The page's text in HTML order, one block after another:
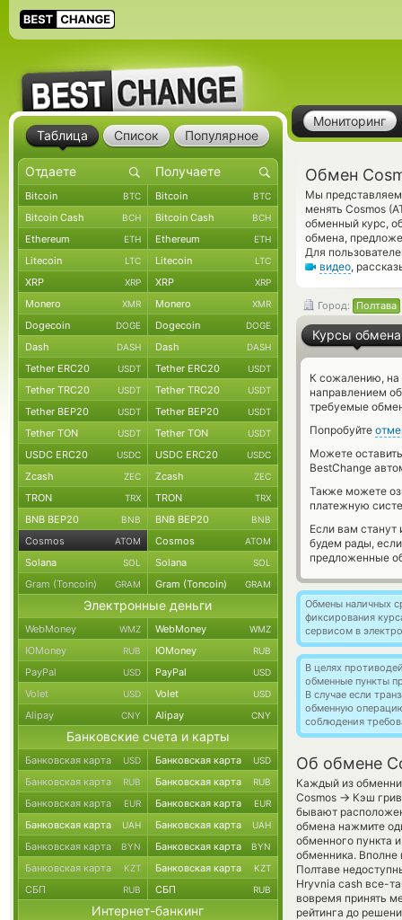
Мониторинг
Обмен
Мы представляем
менять Cosmos
обменный курс,
обмена,
Для
видео,
Город: Полтава
Курсы обмена
К сожалению, на
направлением
требуемые
Попробуйте
Можете
BestChange
Также можете
платежную
Если вам
будем рады,
предложенные
Обмены наличных
фиксирования
сервисом в
В целях
обменные пункты
В случае если
обменную
соблюдения
Об обмене
Каждый из
Cosmos → Кэш
бывают
обмена нажмите
обменного пункта
обменника. Вполне
Полтаве
Hryvnia cash все-
вовремя принять
рейтинга до
Таблица Список Популярное
Bitcoin BTC Bitcoin BTC
Bitcoin Cash BCH Bitcoin Cash BCH
Ethereum ETH Ethereum ETH
Litecoin LTC Litecoin LTC
XRP XRP XRP XRP
Monero XMR Monero XMR
Dogecoin DOGE Dogecoin DOGE
Dash DASH Dash DASH
Tether ERC20 USDT Tether ERC20 USDT
Tether TRC20 USDT Tether TRC20 USDT
Tether BEP20 USDT Tether BEP20 USDT
Tether TON USDT Tether TON USDT
USDC ERC20 USDC USDC ERC20 USDC
Zcash ZEC Zcash ZEC
TRON TRX TRON TRX
BNB BEP20 BNB BNB BEP20 BNB
Cosmos ATOM Cosmos ATOM
Solana SOL Solana SOL
Gram (Toncoin) GRAM Gram (Toncoin) GRAM
Электронные деньги
WebMoney WMZ WebMoney WMZ
ЮMoney RUB ЮMoney RUB
PayPal USD PayPal USD
Volet USD Volet USD
Alipay CNY Alipay CNY
Банковские счета и карты
Банковская карта USD Банковская карта USD
Банковская карта RUB Банковская карта RUB
Банковская карта EUR Банковская карта EUR
Банковская карта UAH Банковская карта UAH
Банковская карта BYN Банковская карта BYN
Банковская карта KZT Банковская карта KZT
СБП RUB СБП RUB
Интернет-банкинг